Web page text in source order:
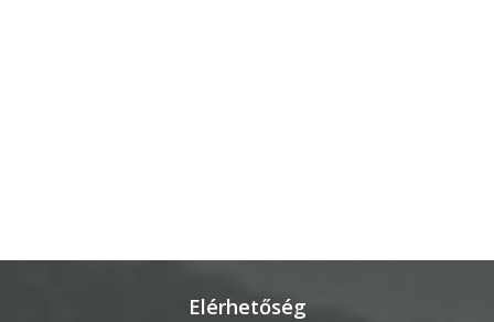
Elérhetőség